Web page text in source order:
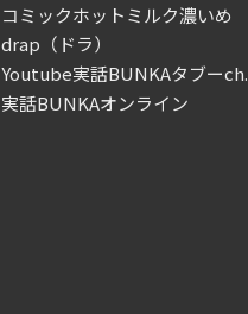
コミックホットミルク濃いめ
drap（ドラ）
Youtube実話BUNKAタブーch.
実話BUNKAオンライン